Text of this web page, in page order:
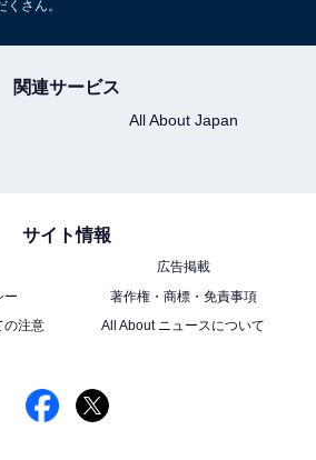
さん。
関連サービス
All About Japan
サイト情報
広告掲載
ー
著作権・商標・免責事項
の注意
All About ニュースについて